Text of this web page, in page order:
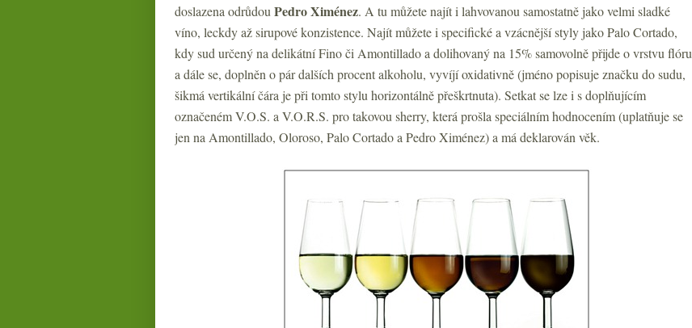
doslazena odrůdou Pedro Ximénez. A tu můžete najít i lahvovanou samostatně jako velmi sladké
víno, leckdy až sirupové konzistence. Najít můžete i specifické a vzácnější styly jako Palo Cortado,
kdy sud určený na delikátní Fino či Amontillado a dolihovaný na 15% samovolně přijde o vrstvu flóru
a dále se, doplněn o pár dalších procent alkoholu, vyvíjí oxidativně (jméno popisuje značku do sudu,
šikmá vertikální čára je při tomto stylu horizontálně přeškrtnuta). Setkat se lze i s doplňujícím
označeném V.O.S. a V.O.R.S. pro takovou sherry, která prošla speciálním hodnocením (uplatňuje se
jen na Amontillado, Oloroso, Palo Cortado a Pedro Ximénez) a má deklarován věk.